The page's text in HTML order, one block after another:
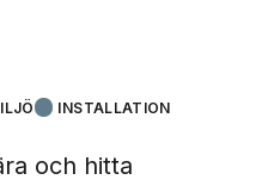
INSTALLATION
och hitta